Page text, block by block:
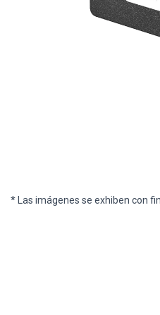
* Las imágenes se exhiben con